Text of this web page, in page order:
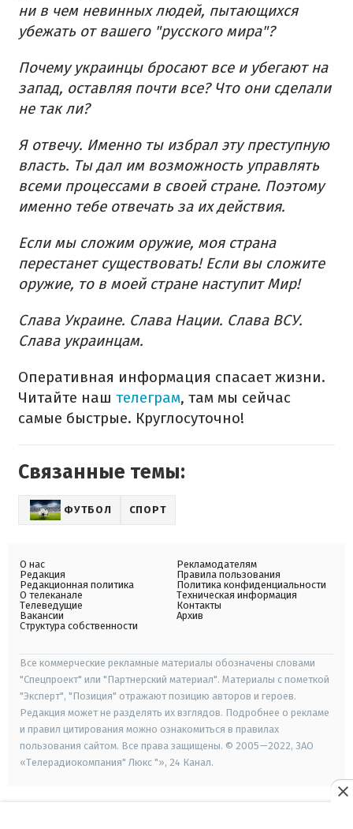
ни в чем невинных людей, пытающихся
убежать от вашего "русского мира"?
Почему украинцы бросают все и убегают на
запад, оставляя почти все? Что они сделали
не так ли?
Я отвечу. Именно ты избрал эту преступную
власть. Ты дал им возможность управлять
всеми процессами в своей стране. Поэтому
именно тебе отвечать за их действия.
Если мы сложим оружие, моя страна
перестанет существовать! Если вы сложите
оружие, то в моей стране наступит Мир!
Слава Украине. Слава Нации. Слава ВСУ.
Слава украинцам.
Оперативная информация спасает жизни.
Читайте наш телеграм, там мы сейчас
самые быстрые. Круглосуточно!
Связанные темы:
ФУТБОЛ СПОРТ
О нас
Редакция
Редакционная политика
О телеканале
Телеведущие
Вакансии
Структура собственности
Рекламодателям
Правила пользования
Политика конфиденциальности
Техническая информация
Контакты
Архив
Все коммерческие рекламные материалы обозначены словами
"Спецпроект" или "Партнерский материал". Материалы с пометкой
"Эксперт", "Позиция" отражают позицию авторов и героев.
Редакция может не разделять их взглядов. Подробнее о рекламе
и правил цитирования можно ознакомиться в правилах
пользования сайтом. Все права защищены. © 2005—2022, ЗАО
«Телерадиокомпания" Люкс "», 24 Канал.